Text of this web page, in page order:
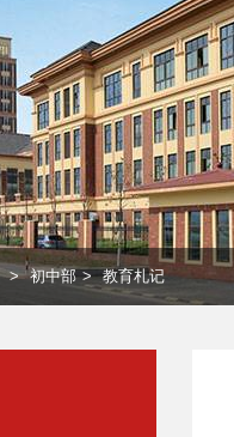
初中部 教育札记